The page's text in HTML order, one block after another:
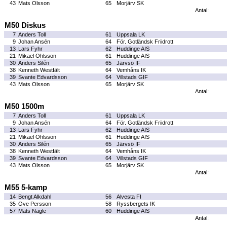
43 Mats Olsson 65
Morjärv SK
Antal:
M50 Diskus
7 Anders Toll 61
Uppsala LK
9 Johan Ansén 64
För. Gotländsk Friidrott
13 Lars Fyhr 62
Huddinge AIS
21 Mikael Ohlsson 61
Huddinge AIS
30 Anders Silén 65
Järvsö IF
38 Kenneth Westfält 64
Vemhåns IK
39 Svante Edvardsson 64
Villstads GIF
43 Mats Olsson 65
Morjärv SK
Antal:
M50 1500m
7 Anders Toll 61
Uppsala LK
9 Johan Ansén 64
För. Gotländsk Friidrott
13 Lars Fyhr 62
Huddinge AIS
21 Mikael Ohlsson 61
Huddinge AIS
30 Anders Silén 65
Järvsö IF
38 Kenneth Westfält 64
Vemhåns IK
39 Svante Edvardsson 64
Villstads GIF
43 Mats Olsson 65
Morjärv SK
Antal:
M55 5-kamp
14 Bengt Alkdahl 56
Alvesta FI
35 Ove Persson 58
Ryssbergets IK
57 Mats Nagle 60
Huddinge AIS
Antal: